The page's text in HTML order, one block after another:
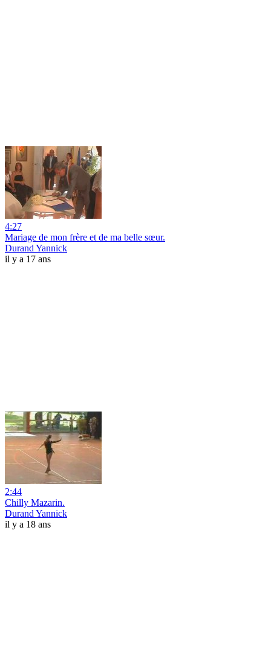
4:27
Mariage de mon frère et de ma belle sœur.
Durand Yannick
il y a 17 ans
2:44
Chilly Mazarin.
Durand Yannick
il y a 18 ans